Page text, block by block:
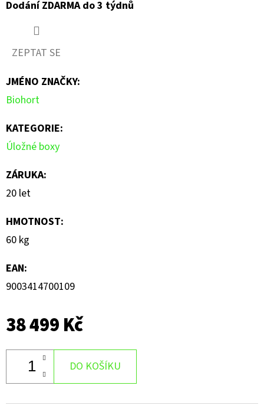
Dodání ZDARMA do 3 týdnů
ZEPTAT SE
JMÉNO ZNAČKY:
Biohort
KATEGORIE:
Úložné boxy
ZÁRUKA:
20 let
HMOTNOST:
60 kg
EAN:
9003414700109
38 499 Kč
DO KOŠÍKU